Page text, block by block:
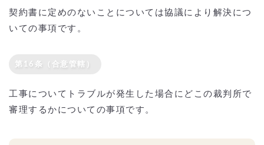
契約書に定めのないことについては協議により解決につ
いての事項です。
第16条（合意管轄）
工事についてトラブルが発生した場合にどこの裁判所で
審理するかについての事項です。